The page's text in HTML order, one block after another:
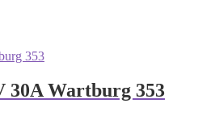
30A Wartburg 353